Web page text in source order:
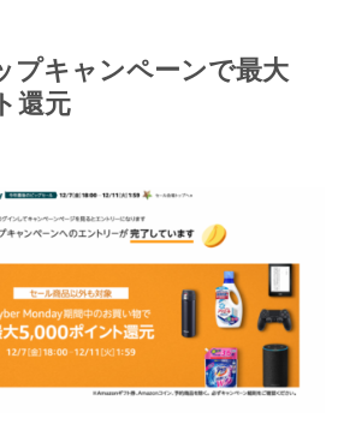
プキャンペーンで最大
還元